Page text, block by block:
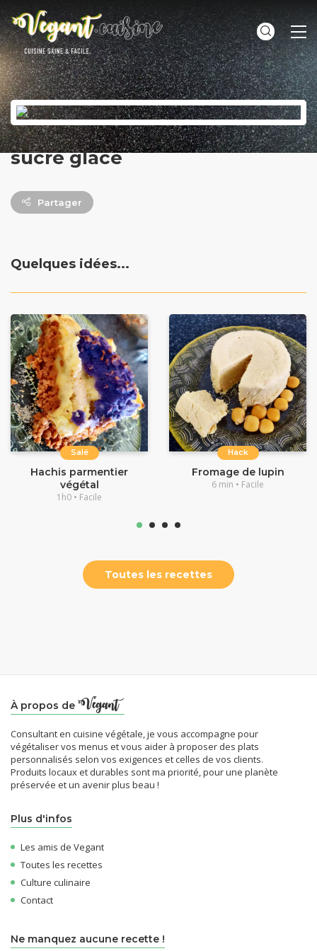
sucre glace
Partager
Quelques idées...
Salé
Hachis parmentier
végétal
1h0 • Facile
Hack
Fromage de lupin
6 min • Facile
Toutes les recettes
À propos de
Consultant en cuisine végétale, je vous accompagne pour
végétaliser vos menus et vous aider à proposer des plats
personnalisés selon vos exigences et celles de vos clients.
Produits locaux et durables sont ma priorité, pour une planète
préservée et un avenir plus beau !
Plus d'infos
Les amis de Vegant
Toutes les recettes
Culture culinaire
Contact
Ne manquez aucune recette !